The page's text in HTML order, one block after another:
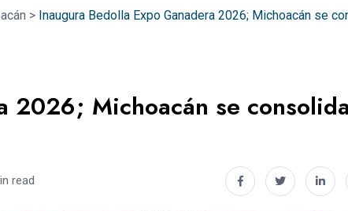
> Inaugura Bedolla Expo Ganadera 2026; Michoacán se
2026; Michoacán se
read